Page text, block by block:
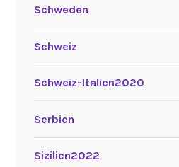
Schweden
Schweiz
Schweiz-Italien2020
Serbien
Sizilien2022